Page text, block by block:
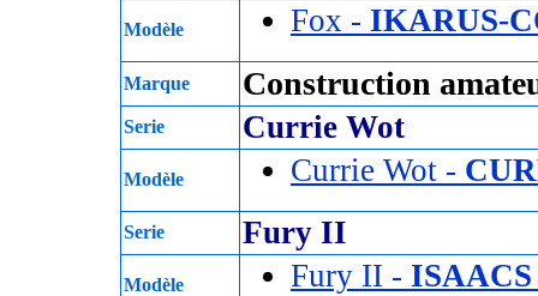
Modèle Fox - IKARUS-
Marque Construction
Serie Currie Wot
Modèle Currie Wot -
Serie Fury II
Modèle Fury II -